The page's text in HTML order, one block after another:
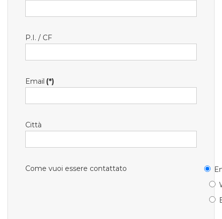
P.I. / CF
Email (*)
Città
Come vuoi essere contattato